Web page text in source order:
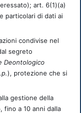
art. 6(1)(a)
particolari di dati ai
condivise nel
segreto
Deontologico
), protezione che si
gestione della
fino a 10 anni dalla